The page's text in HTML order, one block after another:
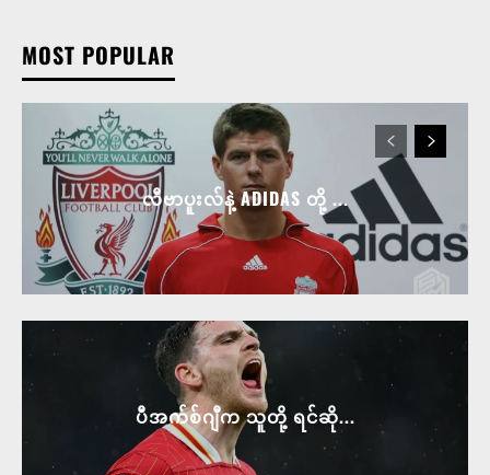
MOST POPULAR
လီဗာပူးလ်နဲ့ ADIDAS တို့ ...
ပီအက်စ်ဂျီက သူတို့ ရင်ဆို...